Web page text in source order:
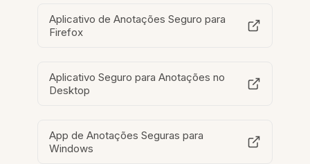
Aplicativo de Anotações Seguro para
Firefox
Aplicativo Seguro para Anotações no
Desktop
App de Anotações Seguras para
Windows